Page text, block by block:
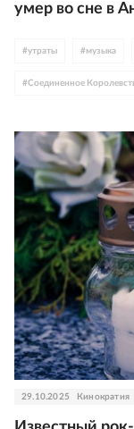
умер во сне в
#утраты #музыка
#Соединенное
29.10.2025 Кинократия